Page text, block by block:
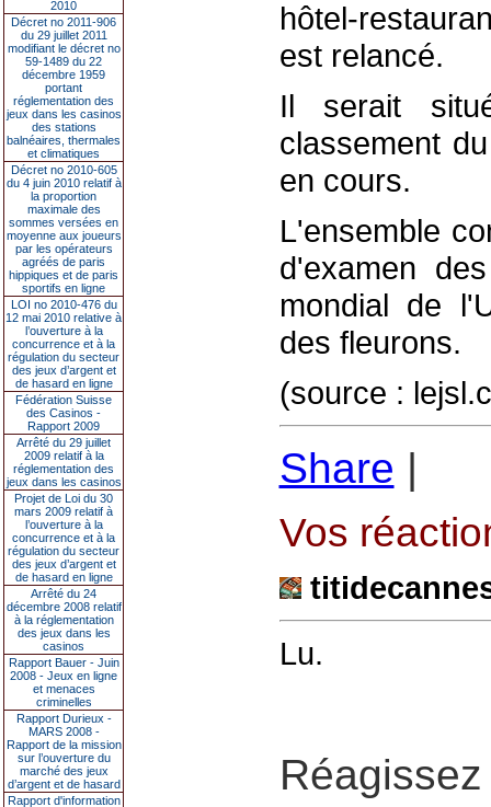
2010
Décret no 2011-906
du 29 juillet 2011
modifiant le décret no
59-1489 du 22
décembre 1959
portant
réglementation des
jeux dans les casinos
des stations
balnéaires, thermales
et climatiques
Décret no 2010-605
du 4 juin 2010 relatif à
la proportion
maximale des
sommes versées en
moyenne aux joueurs
par les opérateurs
agréés de paris
hippiques et de paris
sportifs en ligne
LOI no 2010-476 du
12 mai 2010 relative à
l’ouverture à la
concurrence et à la
régulation du secteur
des jeux d’argent et
de hasard en ligne
Fédération Suisse
des Casinos -
Rapport 2009
Arrêté du 29 juillet
2009 relatif à la
réglementation des
jeux dans les casinos
Projet de Loi du 30
mars 2009 relatif à
l’ouverture à la
concurrence et à la
régulation du secteur
des jeux d’argent et
de hasard en ligne
Arrêté du 24
décembre 2008 relatif
à la réglementation
des jeux dans les
casinos
Rapport Bauer - Juin
2008 - Jeux en ligne
et menaces
criminelles
Rapport Durieux -
MARS 2008 -
Rapport de la mission
sur l’ouverture du
marché des jeux
d’argent et de hasard
Rapport d'information
hôtel-
est relancé.
Il serait
classement
en cours.
L'ensemble
d'examen
mondial de
des fleurons.
(source :
Share |
Vos
Lu.